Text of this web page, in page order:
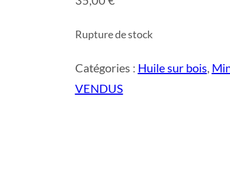
Rupture de stock
Catégories : Huile sur bois
VENDUS